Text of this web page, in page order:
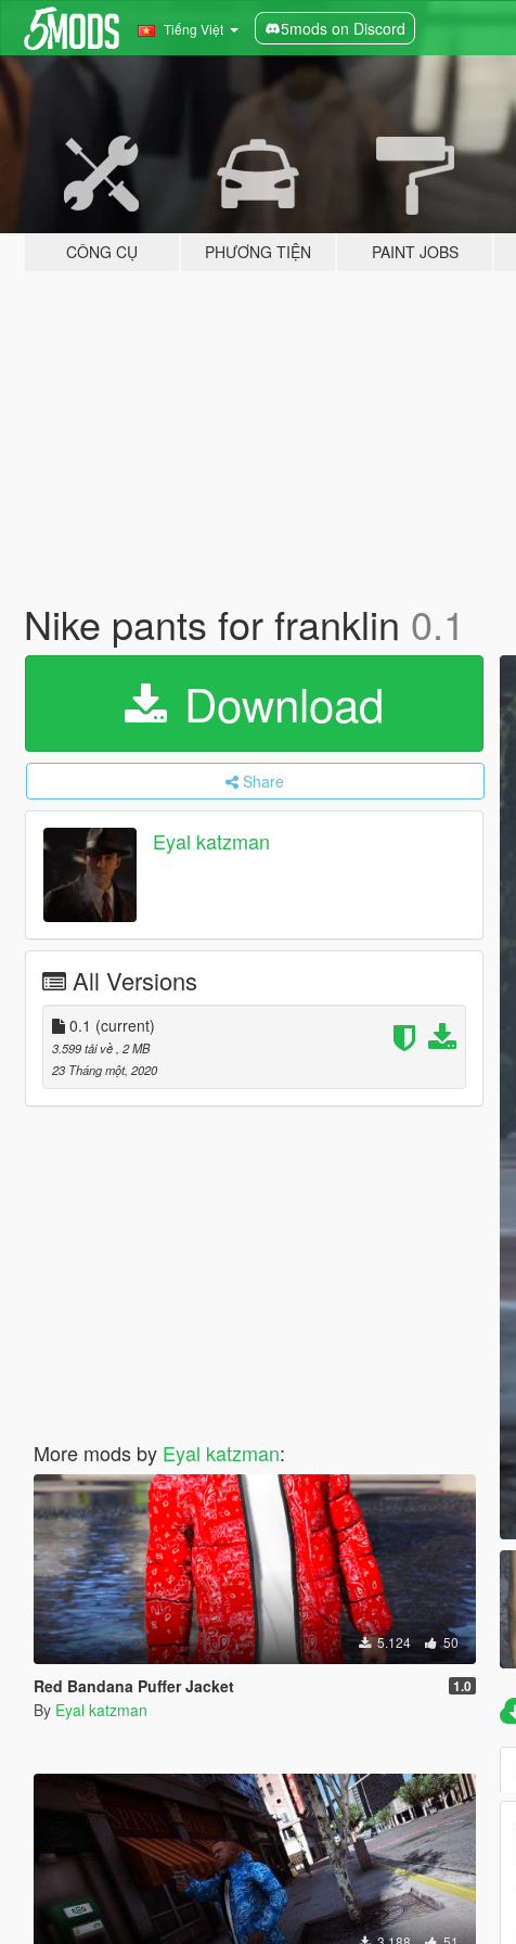
Tiếng Việt 5mods on Discord
CÔNG CỤ PHƯƠNG TIỆN PAINT JOBS
Nike pants for franklin 0.1
Download
Share
Eyal katzman
All Versions
0.1 (current)
3.599 tải về , 2 MB
23 Tháng một, 2020
More mods by Eyal katzman:
5.124 50
Red Bandana Puffer Jacket 1.0
By Eyal katzman